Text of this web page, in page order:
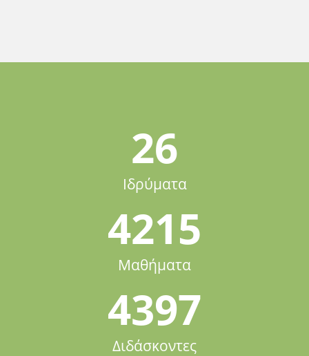
26
Ιδρύματα
4215
Μαθήματα
4397
Διδάσκοντες